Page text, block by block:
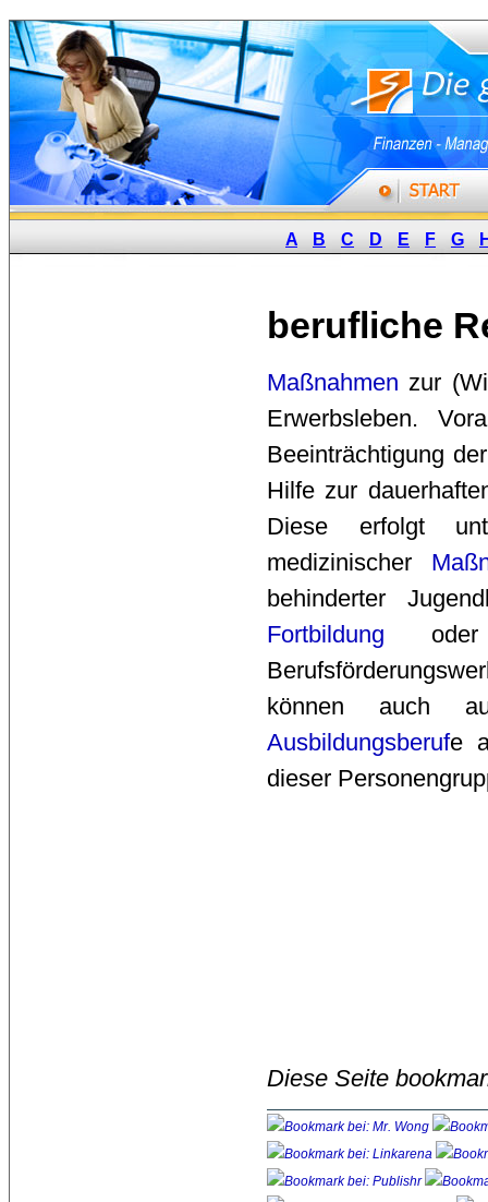
A B C D E F G
berufliche
Maßnahmen zur
Erwerbsleben.
Beeinträchtigung
Hilfe zur
Diese erfolgt
medizinischer
behinderter
Fortbildung
können auch
Ausbildungsberufe
dieser
Diese Seite